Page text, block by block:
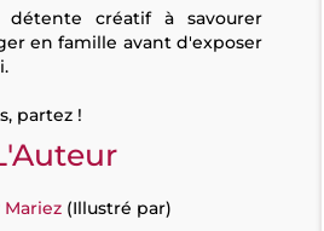
créatif à savourer
en famille avant d'exposer
partez !
(Illustré par)